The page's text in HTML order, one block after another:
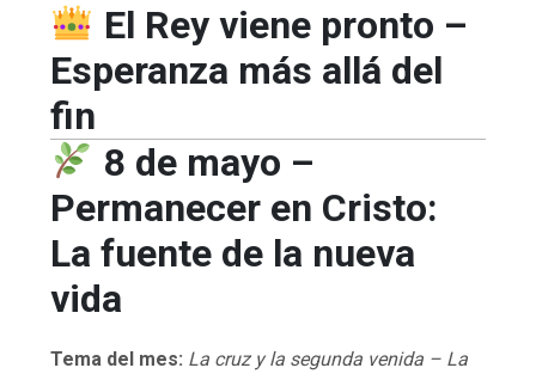
El Rey viene pronto –
Esperanza más allá del
fin
8 de mayo –
Permanecer en Cristo:
La fuente de la nueva
vida
Tema del mes: La cruz y la segunda venida – La